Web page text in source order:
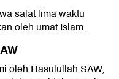
salat lima waktu
oleh umat Islam.
oleh Rasulullah SAW,